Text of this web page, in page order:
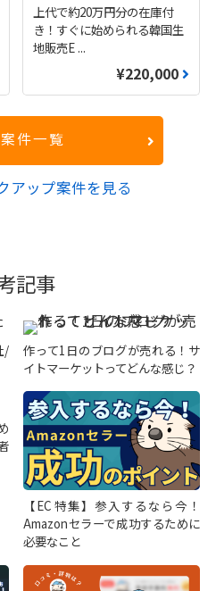
上代で約20万円分の在庫付
き！すぐに始められる韓国生
地販売E ...
¥220,000
案件一覧
アップ案件を見る
記事
/
作って1日のブログが売れる！サ
イトマーケットってどんな感じ？
【EC特集】参入するなら今！
Amazonセラーで成功するために
必要なこと